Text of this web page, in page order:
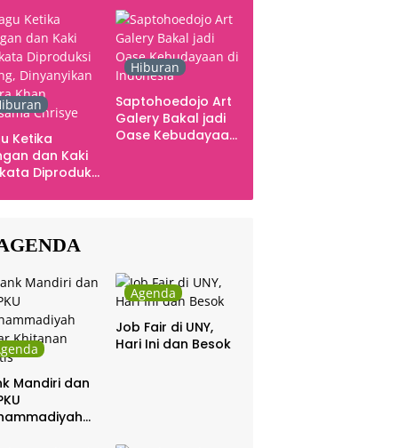
Ingatan dan Emosi
Ketika
dan Kaki
Diproduksi
Khan
Hiburan
Saptohoedojo Art
Galery Bakal jadi
Oase Kebudayaan
Mandiri dan
Agenda
Job Fair di UNY,
Hari Ini dan Besok